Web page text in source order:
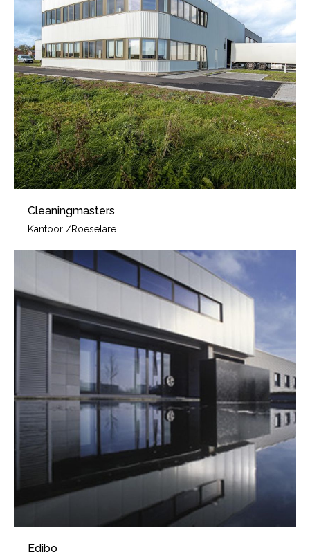
Cleaningmasters
Kantoor /Roeselare
Edibo